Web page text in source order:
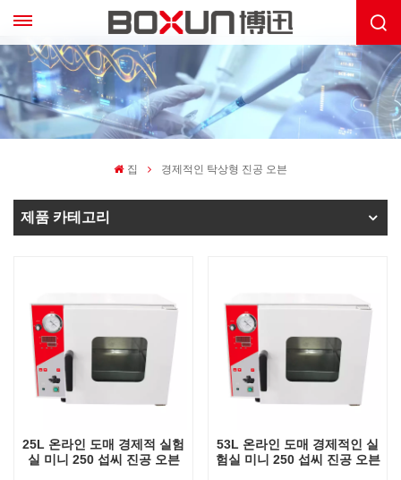
집 경제적인 탁상형 진공 오븐
제품 카테고리
25L 온라인 도매 경제적 실험
실 미니 250 섭씨 진공 오븐
53L 온라인 도매 경제적인 실
험실 미니 250 섭씨 진공 오븐